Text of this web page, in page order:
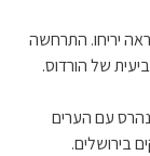
יריחו. התרחשה
של הורדוס.
נהרס עם הערים
בירושלים.